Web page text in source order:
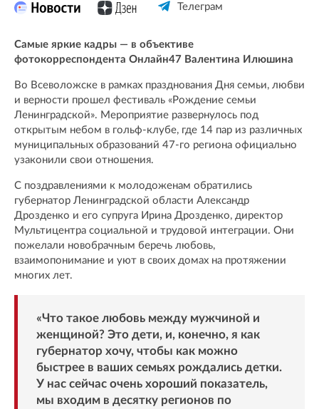
Телеграм
Самые яркие кадры — в объективе
фотокорреспондента Онлайн47 Валентина Илюшина
Во Всеволожске в рамках празднования Дня семьи, любви
и верности прошел фестиваль «Рождение семьи
Ленинградской». Мероприятие развернулось под
открытым небом в гольф-клубе, где 14 пар из различных
муниципальных образований 47-го региона официально
узаконили свои отношения.
С поздравлениями к молодоженам обратились
губернатор Ленинградской области Александр
Дрозденко и его супруга Ирина Дрозденко, директор
Мультицентра социальной и трудовой интеграции. Они
пожелали новобрачным беречь любовь,
взаимопонимание и уют в своих домах на протяжении
многих лет.
«Что такое любовь между мужчиной и
женщиной? Это дети, и, конечно, я как
губернатор хочу, чтобы как можно
быстрее в ваших семьях рождались детки.
У нас сейчас очень хороший показатель,
мы входим в десятку регионов по